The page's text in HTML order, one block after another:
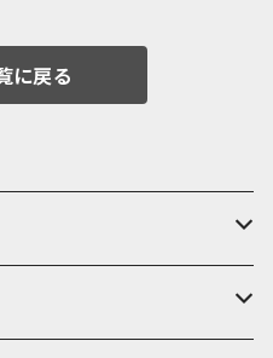
に戻る